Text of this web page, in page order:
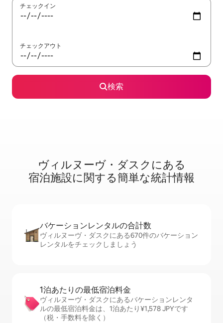
チェックイン
チェックアウト
検索
ヴィルヌーヴ・ダスクに⁠あ⁠る
宿⁠泊⁠施⁠設⁠に関⁠す⁠る簡⁠単⁠な統⁠計⁠情⁠報
バケーションレ⁠ン⁠タ⁠ル⁠の合⁠計⁠数
ヴィルヌーヴ・ダスクにある670件のバケーション
レンタルをチェックしましょう
1泊あたりの最⁠低⁠宿⁠泊⁠料⁠金
ヴィルヌーヴ・ダスクにあるバケーションレンタ
ルの最低宿泊料金は、1泊あたり¥1,578 JPYです
（税・手数料を除く）